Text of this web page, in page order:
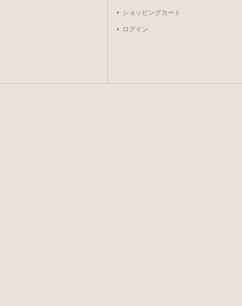
ショッピングカート
ログイン